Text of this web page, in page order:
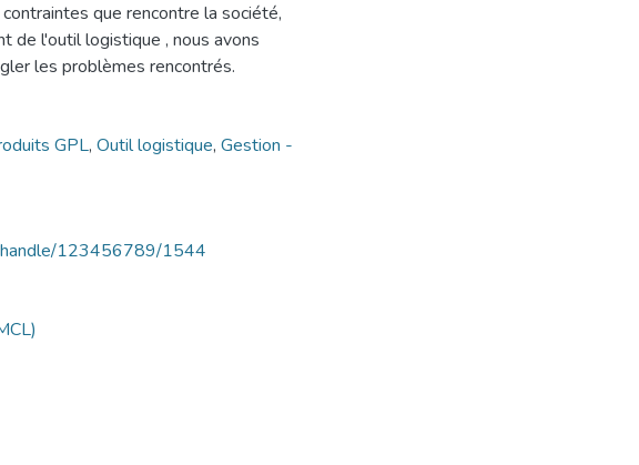
que rencontre la société,
de l'outil logistique , nous avons
les problèmes rencontrés.
GPL, Outil logistique, Gestion -
handle/123456789/1544